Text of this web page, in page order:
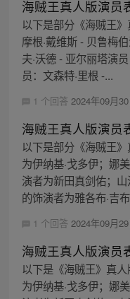
海贼王真人版演员
以下是部分《海贼王
摩根·戴维斯 - 贝鲁梅
夫·沃德 - 亚尔丽塔演
员：文森特·里根 -...
1 个回答 2024年09月
海贼王真人版演员
以下是部分《海贼王
为伊纳基·戈多伊；娜
演者为新田真剑佑；
的饰演者为雅各布·吉
1 个回答 2024年09月
海贼王真人版演员
以下是《海贼王》真
为伊纳基·戈多伊；娜